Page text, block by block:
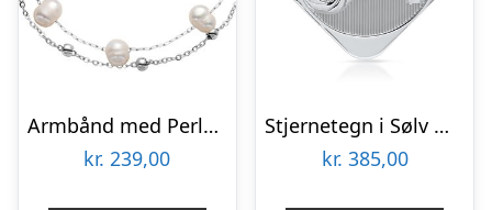
Armbånd med Perler og Kugler – Mulighed for gravering
kr. 239,00
Stjernetegn i Sølv med Stenbukken – Mulighed for gravering
kr. 385,00